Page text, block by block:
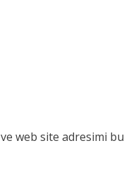
web site adresimi bu